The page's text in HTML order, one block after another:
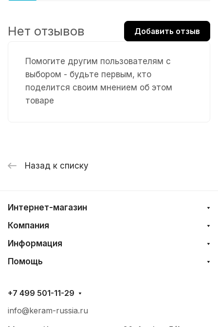
Помогите другим пользователям с
выбором - будьте первым, кто
поделится своим мнением об этом
товаре
Нет отзывов Добавить отзыв
Назад к списку
Интернет-магазин
Компания
Информация
Помощь
+7 499 501-11-29
info@keram-russia.ru